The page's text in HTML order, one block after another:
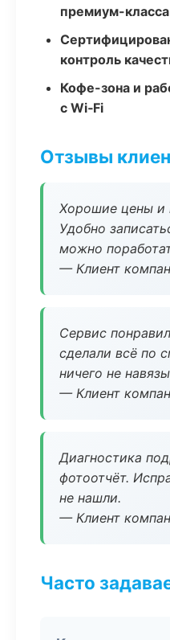
премиум-класса
контроль
Кофе-зона и
с Wi‑Fi
Отзывы
Хорошие цены и
Удобно
можно
— Клиент
Сервис
сделали всё по
ничего не
— Клиент
Диагностика
фотоотчёт.
не нашли.
— Клиент
Часто